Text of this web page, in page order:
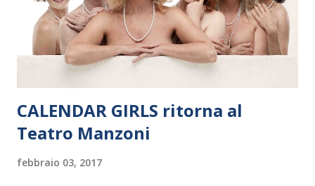
volta. L’orchestra, fondata nel 2008 da Kristjan Järvi (affiancato
da un prestigioso consiglio di consulent...
CALENDAR GIRLS ritorna al
Teatro Manzoni
febbraio 03, 2017